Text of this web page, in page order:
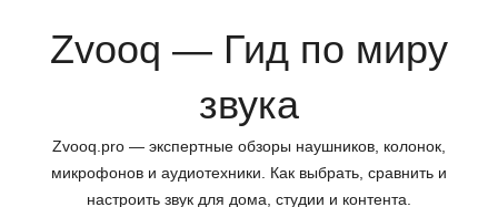
Zvooq — Гид по миру
звука
Zvooq.pro — экспертные обзоры наушников, колонок,
микрофонов и аудиотехники. Как выбрать, сравнить и
настроить звук для дома, студии и контента.